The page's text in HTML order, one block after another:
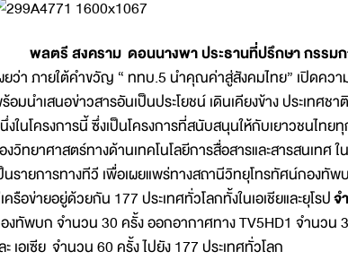
พลตรี สงคราม ดอนนางพา ประธานที่ปรึกษา กรรมก
ยว่า ภายใต้คำขวัญ “ ททบ.5 นำคุณค่าสู่สังคมไทย” เปิดคว
อมนำเสนอข่าวสารอันเป็นประโยชน์ เดินเคียงข้าง ประเทศ
งในโครงการนี้ ซึ่งเป็นโครงการที่สนับสนุนให้กับเยาวชนไท
งวิทยาศาสตร์ทางด้านเทคโนโลยีการสื่อสารและสารสนเทศ
นรายการทางทีวี เพื่อเผยแพร่ทางสถานีวิทยุโทรทัศน์กองทั
ครือข่ายอยู่ด้วยกัน 177 ประเทศทั่วโลกทั้งในเอเชียและยุโรปจ
งทัพบก จำนวน 30 ครั้ง ออกอากาศทาง TV5HD1 จำนวน
ะ เอเซีย จำนวน 60 ครั้ง ไปยัง 177 ประเทศทั่วโลก